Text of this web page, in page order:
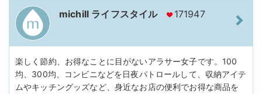
michill ライフスタイル 171947
楽しく節約、お得なことに目がないアラサー女子です。100
均、300均、コンビニなどを日夜パトロールして、収納アイテ
ムやキッチングッズなど、身近なお店の便利でお得な商品を